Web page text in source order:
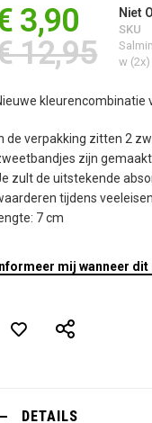
3,90
12,95
Niet
SKU
w (2x)
kleurencombinatie
de verpakking zitten 2
zijn
zult de uitstekende
tijdens
7 cm
mij wanneer
DETAILS